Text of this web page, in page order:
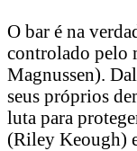
O bar é na
controlado pelo
Magnussen).
seus próprios
luta para
(Riley Keough)